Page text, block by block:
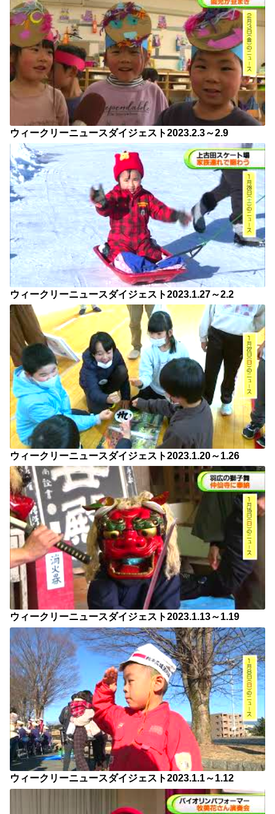
ウィークリーニュースダイジェスト2023.2.3～2.9
ウィークリーニュースダイジェスト2023.1.27～2.2
ウィークリーニュースダイジェスト2023.1.20～1.26
ウィークリーニュースダイジェスト2023.1.13～1.19
ウィークリーニュースダイジェスト2023.1.1～1.12